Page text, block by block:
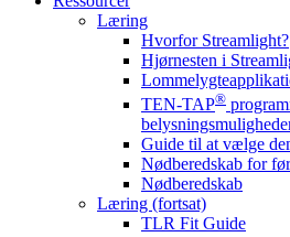
Læring
Hvorfor Streamlight?
Hjørnesten i
TEN-TAP®
Guide til at vælge
Nødberedskab for
Nødberedskab
Læring (fortsat)
TLR Fit Guide